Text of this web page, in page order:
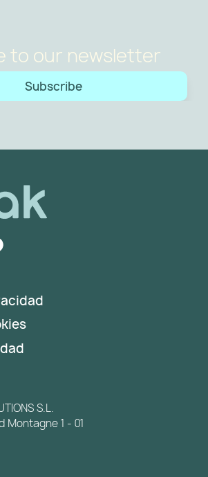
to our newsletter
Subscribe
S.L.
Montagne 1 - 01